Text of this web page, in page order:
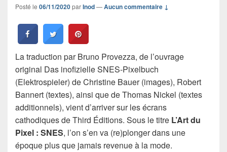
Posté le 06/11/2020parInod—Aucun commentaire ↓
La traduction par Bruno Provezza, de l’ouvrage
original Das inofizielle SNES-Pixelbuch
(Elektrospieler) de Christine Bauer (images), Robert
Bannert (textes), ainsi que de Thomas Nickel (textes
additionnels), vient d’arriver sur les écrans
cathodiques de Third Éditions. Sous le titre L’Art du
Pixel : SNES, l’on s’en va (re)plonger dans une
époque plus que jamais revenue à la mode.